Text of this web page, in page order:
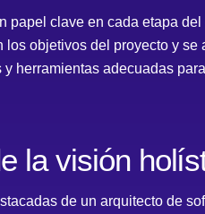
papel clave en cada etapa
objetivos del proyecto y
herramientas adecuadas
la visión
de un arquitecto de